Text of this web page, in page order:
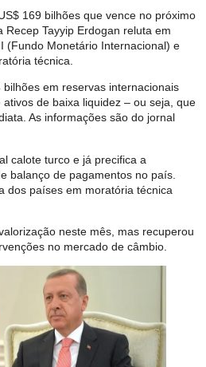
169 bilhões que vence no próximo
Tayyip Erdogan reluta em
(Fundo Monetário Internacional) e
técnica.
em reservas internacionais
de baixa liquidez – ou seja, que
As informações são do jornal
calote turco e já precifica a
balanço de pagamentos no país.
dos países em moratória técnica
neste mês, mas recuperou
no mercado de câmbio.